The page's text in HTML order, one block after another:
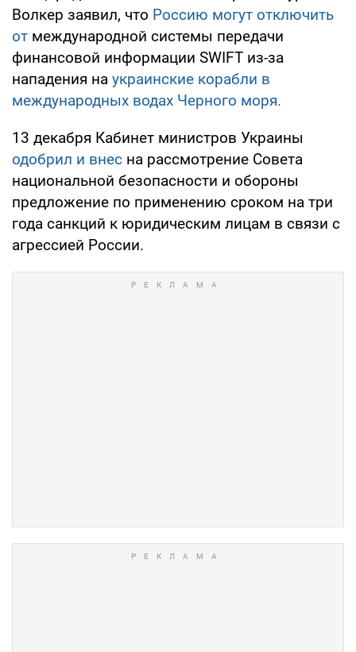
Волкер заявил, что Россию могут отключить
от международной системы передачи
финансовой информации SWIFT из-за
нападения на украинские корабли в
международных водах Черного моря.
13 декабря Кабинет министров Украины
одобрил и внес на рассмотрение Совета
национальной безопасности и обороны
предложение по применению сроком на три
года санкций к юридическим лицам в связи с
агрессией России.